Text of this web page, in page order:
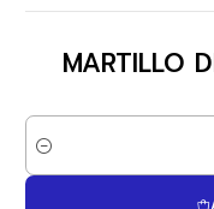
MARTILLO
Cantidad